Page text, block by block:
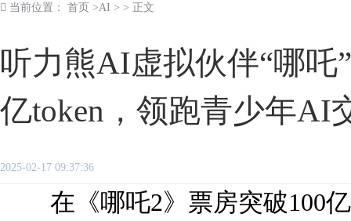
当前位置： 首页 >AI > > 正文
听力熊AI虚拟伙伴“哪吒
亿token，领跑青少年AI
2025-02-17 09:37:36
在《哪吒2》票房突破100亿